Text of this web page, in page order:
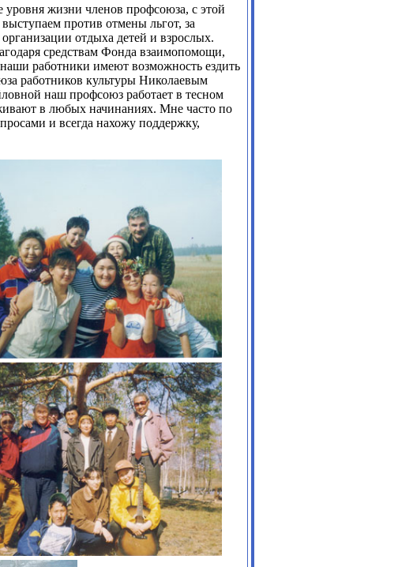
жизни членов профсоюза, с этой
против отмены льгот, за
отдыха детей и взрослых.
средствам Фонда взаимопомощи,
работники имеют возможность ездить
работников культуры Николаевым
наш профсоюз работает в тесном
в любых начинаниях. Мне часто по
и всегда нахожу поддержку,